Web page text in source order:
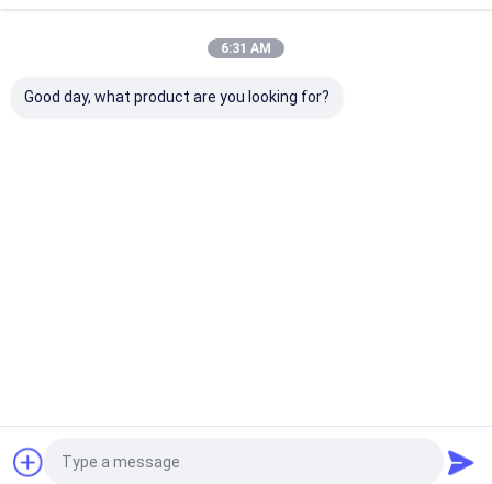
Tentang kita
Hubungi kami
Kebijakan Privasi
KualitasPembuatan struktur bajaPabrik cina.Copyright © 2026
6:31 AM
Good day, what product are you looking for?